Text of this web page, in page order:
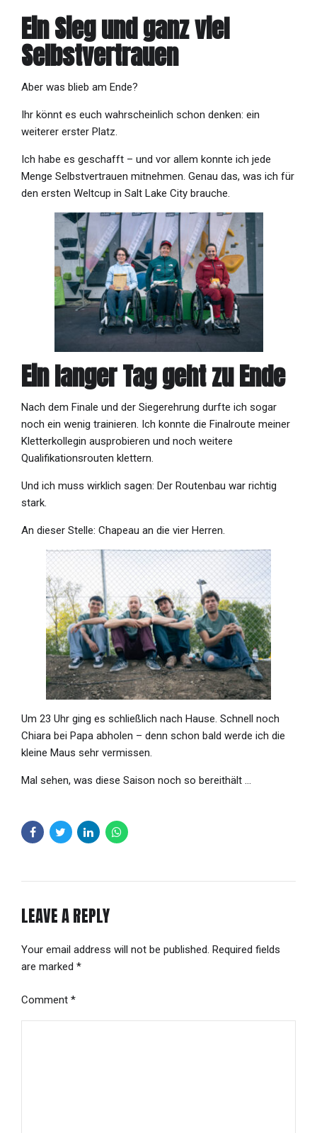
Ein Sieg und ganz viel
Selbstvertrauen
Aber was blieb am Ende?
Ihr könnt es euch wahrscheinlich schon denken: ein
weiterer erster Platz.
Ich habe es geschafft – und vor allem konnte ich jede
Menge Selbstvertrauen mitnehmen. Genau das, was ich für
den ersten Weltcup in Salt Lake City brauche.
Ein langer Tag geht zu Ende
Nach dem Finale und der Siegerehrung durfte ich sogar
noch ein wenig trainieren. Ich konnte die Finalroute meiner
Kletterkollegin ausprobieren und noch weitere
Qualifikationsrouten klettern.
Und ich muss wirklich sagen: Der Routenbau war richtig
stark.
An dieser Stelle: Chapeau an die vier Herren.
Um 23 Uhr ging es schließlich nach Hause. Schnell noch
Chiara bei Papa abholen – denn schon bald werde ich die
kleine Maus sehr vermissen.
Mal sehen, was diese Saison noch so bereithält …
LEAVE A REPLY
Your email address will not be published. Required fields
are marked *
Comment *